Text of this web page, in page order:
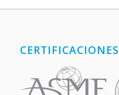
CERTIFICACIONES